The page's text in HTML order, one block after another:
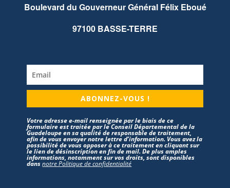
Boulevard du Gouverneur Général Félix Eboué
97100 BASSE-TERRE
ABONNEZ-VOUS !
Votre adresse e-mail renseignée par le biais de ce
formulaire est traitée par le Conseil Départemental de la
Guadeloupe en sa qualité de responsable de traitement,
afin de vous envoyer notre lettre d’information. Vous avez la
possibilité de vous opposer à ce traitement en cliquant sur
le lien de désinscription en fin de mail. De plus amples
informations, notamment sur vos droits, sont disponibles
dansnotre Politique de confidentialité